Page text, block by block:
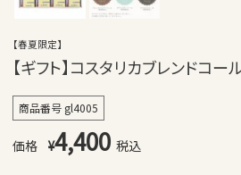
【春夏限定】
【ギフト】コスタリカブレンドコ
商品番号 gl4005
¥4,400 税込